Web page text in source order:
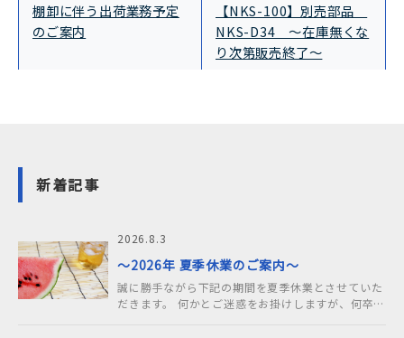
棚卸に伴う出荷業務予定
のご案内
【NKS-100】別売部品
NKS-D34 ～在庫無くな
り次第販売終了～
新着記事
2026.8.3
～2026年 夏季休業のご案内～
誠に勝手ながら下記の期間を夏季休業とさせていた
だきます。 何かとご迷惑をお掛けしますが、何卒よ